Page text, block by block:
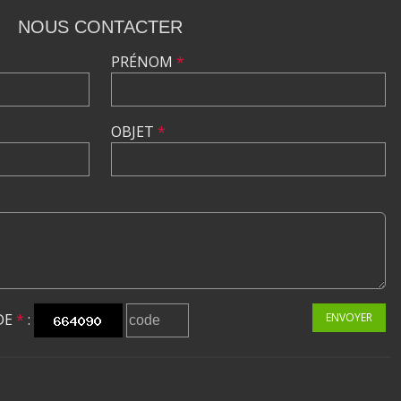
NOUS CONTACTER
PRÉNOM *
OBJET *
* : ENVOYER